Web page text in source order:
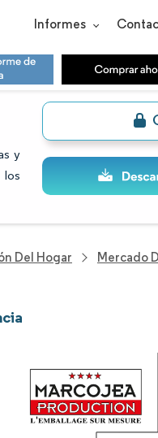
Informes
y
los
Del Hogar Mercado